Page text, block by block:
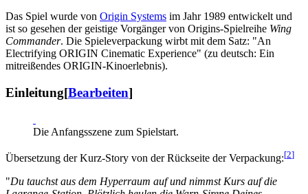
Das Spiel wurde von Origin Systems im Jahr 1989 entwickelt und
ist so gesehen der geistige Vorgänger von Origins-Spielreihe Wing
Commander. Die Spieleverpackung wirbt mit dem Satz: "An
Electrifying ORIGIN Cinematic Experience" (zu deutsch: Ein
mitreißendes ORIGIN-Kinoerlebnis).
Einleitung[Bearbeiten]
Die Anfangsszene zum Spielstart.
Übersetzung der Kurz-Story von der Rückseite der Verpackung:[2]
"Du tauchst aus dem Hyperraum auf und nimmst Kurs auf die